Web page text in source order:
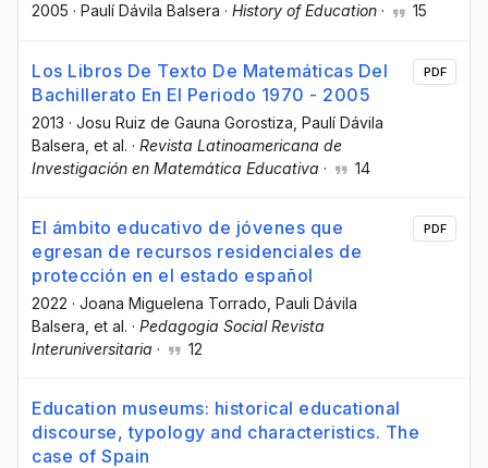
2005 · Paulí Dávila Balsera · History of Education · 15
Los Libros De Texto De Matemáticas Del
Bachillerato En El Periodo 1970 - 2005
2013 · Josu Ruiz de Gauna Gorostiza , Paulí Dávila
Balsera , et al. · Revista Latinoamericana de
Investigación en Matemática Educativa · 14
PDF
El ámbito educativo de jóvenes que
egresan de recursos residenciales de
protección en el estado español
2022 · Joana Miguelena Torrado , Pauli Dávila
Balsera , et al. · Pedagogia Social Revista
Interuniversitaria · 12
PDF
Education museums: historical educational
discourse, typology and characteristics. The
case of Spain